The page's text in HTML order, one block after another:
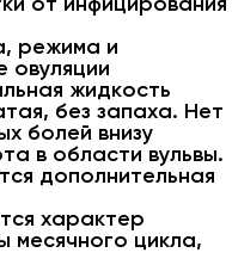
режима и
овуляции
жидкость
без запаха. Нет
болей внизу
в области вульвы.
дополнительная
характер
месячного цикла,